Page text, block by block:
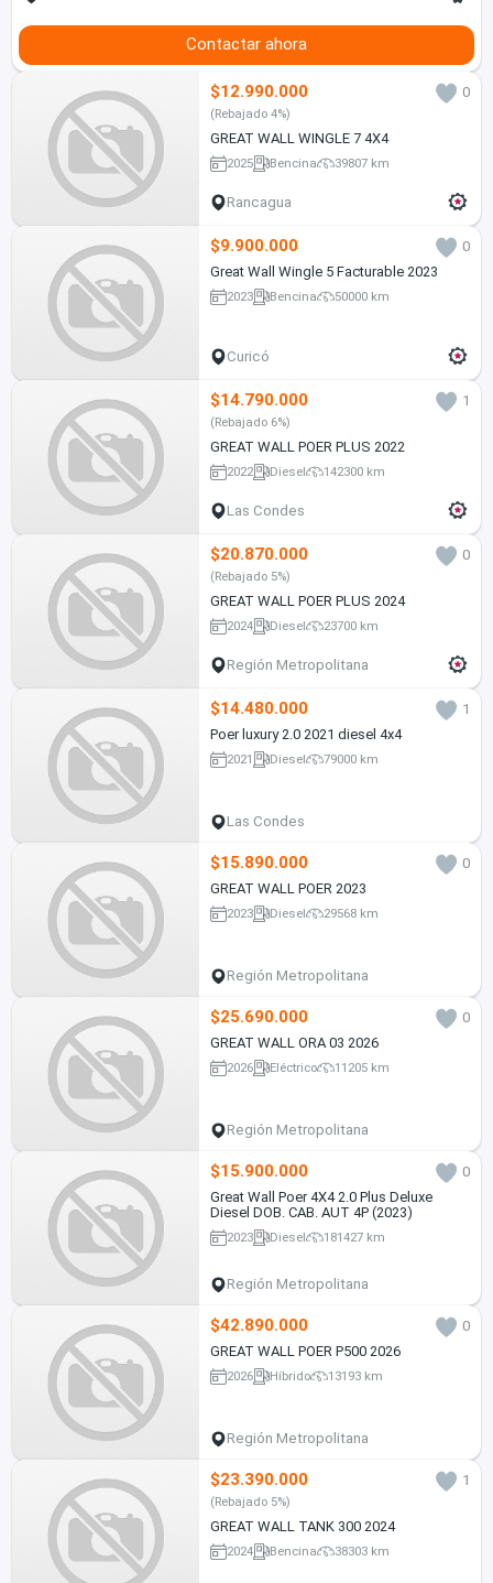
Contactar ahora
$12.990.000 0
(Rebajado 4%)
GREAT WALL WINGLE 7 4X4
2025 Bencina 39807 km
Rancagua
$9.900.000
0
Great Wall Wingle 5 Facturable 2023
2023 Bencina 50000 km
Curicó
$14.790.000 1
(Rebajado 6%)
GREAT WALL POER PLUS 2022
2022 Diesel 142300 km
Las Condes
$20.870.000 0
(Rebajado 5%)
GREAT WALL POER PLUS 2024
2024 Diesel 23700 km
Región Metropolitana
$14.480.000
1
Poer luxury 2.0 2021 diesel 4x4
2021 Diesel 79000 km
Las Condes
$15.890.000
0
GREAT WALL POER 2023
2023 Diesel 29568 km
Región Metropolitana
$25.690.000
0
GREAT WALL ORA 03 2026
2026 Eléctrico 11205 km
Región Metropolitana
$15.900.000
0
Great Wall Poer 4X4 2.0 Plus Deluxe
Diesel DOB. CAB. AUT 4P (2023)
2023 Diesel 181427 km
Región Metropolitana
$42.890.000
0
GREAT WALL POER P500 2026
2026 Híbrido 13193 km
Región Metropolitana
$23.390.000 1
(Rebajado 5%)
GREAT WALL TANK 300 2024
2024 Bencina 38303 km